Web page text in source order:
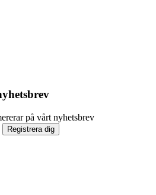
på vårt nyhetsbrev
Registrera dig